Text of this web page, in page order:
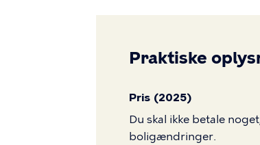
Praktiske
Pris (2025)
Du skal ikke betale
boligændringer.